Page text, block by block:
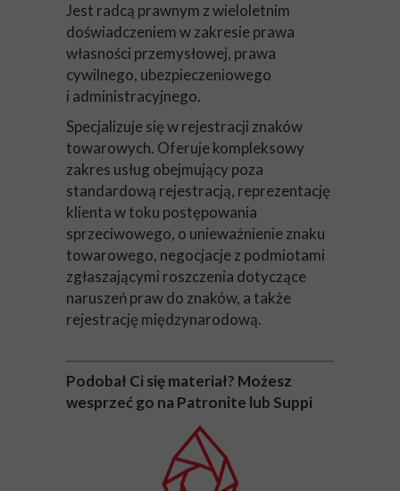
Jest radcą prawnym z wieloletnim
doświadczeniem w zakresie prawa
własności przemysłowej, prawa
cywilnego, ubezpieczeniowego
i administracyjnego.
Specjalizuje się w rejestracji znaków
towarowych. Oferuje kompleksowy
zakres usług obejmujący poza
standardową rejestracją, reprezentację
klienta w toku postępowania
sprzeciwowego, o unieważnienie znaku
towarowego, negocjacje z podmiotami
zgłaszającymi roszczenia dotyczące
naruszeń praw do znaków, a także
rejestrację międzynarodową.
Podobał Ci się materiał? Możesz
wesprzeć go na Patronite lub Suppi